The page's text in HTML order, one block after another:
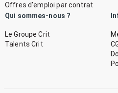
Offres d’emploi par contrat
Qui sommes-nous ?
Le Groupe Crit
Talents Crit